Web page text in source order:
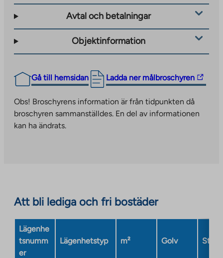
external
Avtal och betalningar
Objektinformation
Gå till hemsidan Ladda ner målbroschyren
The
takes
you
in
new
Obs! Broschyrens information är från tidpunkten då
broschyren sammanställdes. En del av informationen
kan ha ändrats.
Att bli lediga och fri bostäder
Lägenhe
tsnumm
er
Lägenhetstyp m² Golv